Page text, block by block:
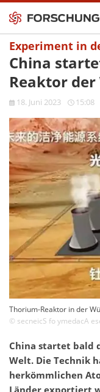
Experiment in
China
Reaktor der
18. Juni 2023 15:08
Thorium-Reaktor in der
© secneicS fo ymedacA
China startet bald
Welt. Die Technik
herkömmlichen